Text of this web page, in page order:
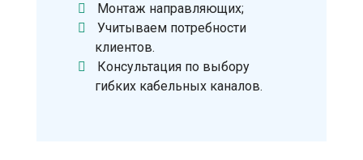
Монтаж направляющих;
Учитываем потребности
клиентов.
Консультация по выбору
гибких кабельных каналов.